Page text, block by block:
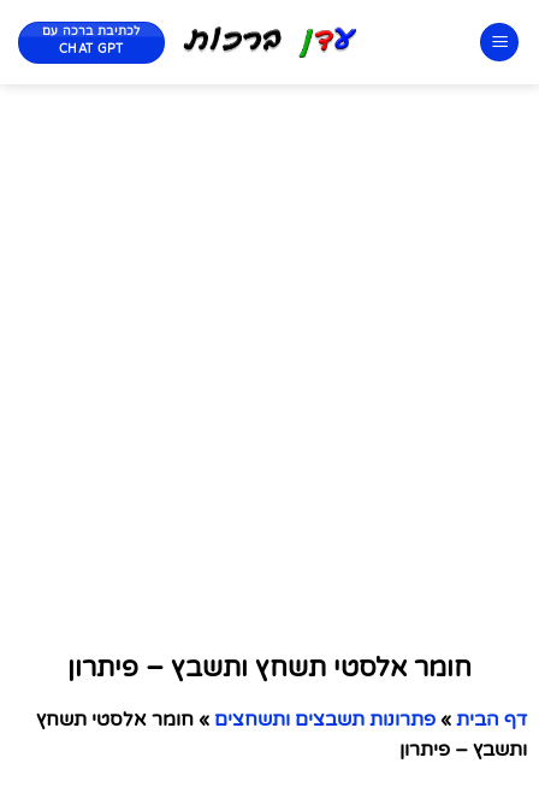
לכתיבת ברכה עם
CHAT GPT
חומר אלסטי תשחץ ותשבץ – פיתרון
דף הבית » פתרונות תשבצים ותשחצים » חומר אלסטי תשחץ
ותשבץ – פיתרון